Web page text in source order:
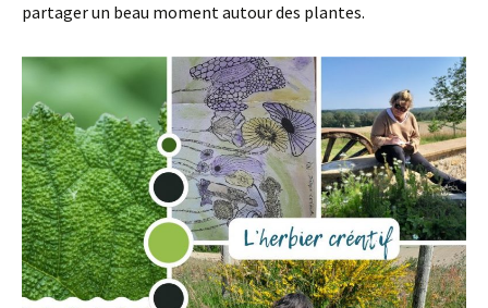
partager un beau moment autour des plantes.